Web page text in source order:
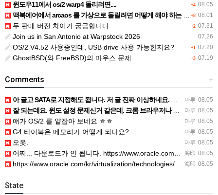
+4 08.05
윈도우11에서 os/2 warp4 돌리려면....
+8 08.01
맥북에어에서 arcaos 를 가상으로 돌릴려면 어떻게 해야 하는 지요?
+2 07.31
두 판매 버전 차이가 궁금합니다.
07.26
Join us in San Antonio at Warpstock 2026
+1 07.20
OS/2 V4.52 사용중인데, USB drive 사용 가능한지요?
+3 07.19
GhostBSD(와 FreeBSD)의 마우스 문제
+
Comments
마루 08.05
아 글고 SATA로 지정해도 됩니다. 저 글 진짜 이상하네요. 옛날꺼 퍼와서 그런거 같은데요.
마루 08.05
잘 되는데요. 윈도 설정 문제신거 같은데. 크롬 브라우저나 파폭으로 해 보세요
마루 08.05
얘가 OS/2 를 얕잡아 보네요 ㅎㅎ
마루 08.05
G4 타이북은 메모리가 어떻게 되나요?
마루 08.05
오옷.
海印 08.05
어찌... 다운로드가 안 됩니다. https://www.oracle.com/kr/virtualization/…
海印 08.05
https://www.oracle.com/kr/virtualization/technologies/vm/dow…
State